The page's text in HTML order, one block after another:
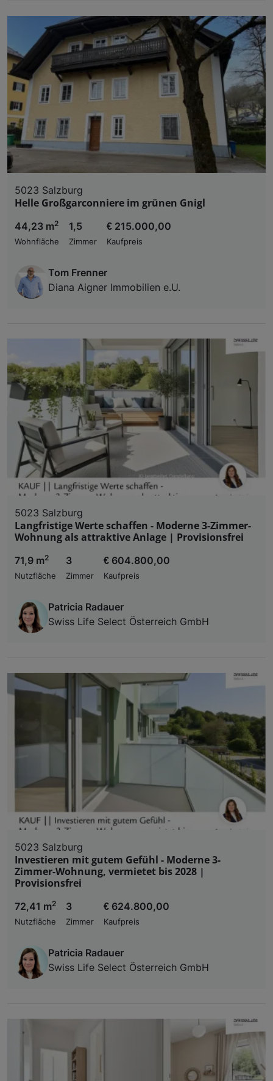
5023 Salzburg
Helle Großgarconniere im grünen Gnigl
44,23 m2
Wohnfläche
1,5
Zimmer
€ 215.000,00
Kaufpreis
Tom Frenner
Diana Aigner Immobilien e.U.
5023 Salzburg
Langfristige Werte schaffen - Moderne 3-Zimmer-
Wohnung als attraktive Anlage | Provisionsfrei
71,9 m2
Nutzfläche
3
Zimmer
€ 604.800,00
Kaufpreis
Patricia Radauer
Swiss Life Select Österreich GmbH
5023 Salzburg
Investieren mit gutem Gefühl - Moderne 3-
Zimmer-Wohnung, vermietet bis 2028 |
Provisionsfrei
72,41 m2
Nutzfläche
3
Zimmer
€ 624.800,00
Kaufpreis
Patricia Radauer
Swiss Life Select Österreich GmbH